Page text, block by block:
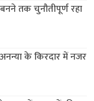
तक चुनौतीपूर्ण रहा
के किरदार में नजर